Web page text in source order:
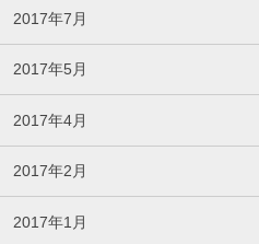
2017年7月
2017年5月
2017年4月
2017年2月
2017年1月